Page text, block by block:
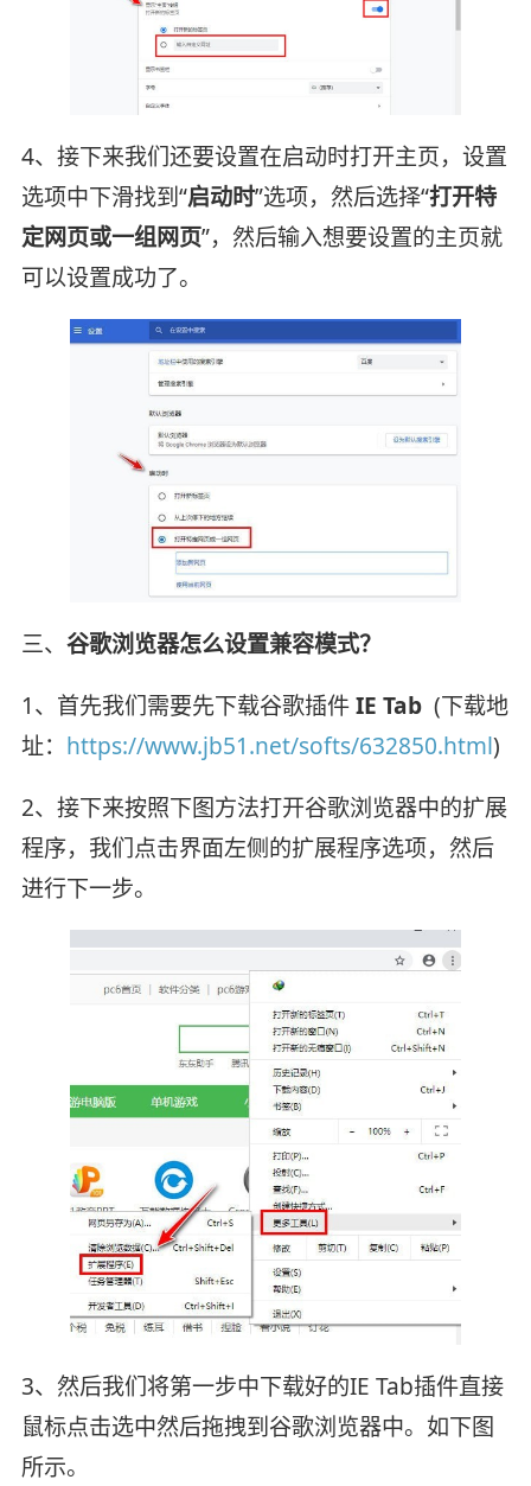
4、接下来我们还要设置在启动时打开主页，设置
选项中下滑找到“启动时”选项，然后选择“打开特
定网页或一组网页”，然后输入想要设置的主页就
可以设置成功了。
三、 谷歌浏览器怎么设置兼容模式？
1、首先我们需要先下载谷歌插件IE Tab(下载地
址： https://www.jb51.net/softs/632850.html)
2、接下来按照下图方法打开谷歌浏览器中的扩展
程序，我们点击界面左侧的扩展程序选项，然后
进行下一步。
3、然后我们将第一步中下载好的IE Tab插件直接
鼠标点击选中然后拖拽到谷歌浏览器中。如下图
所示。